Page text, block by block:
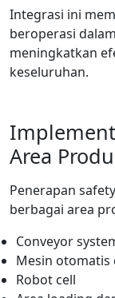
Integrasi ini
beroperasi
meningkatkan
keseluruhan.
Area
Penerapan
berbagai area
Conveyor
Mesin otomatis
Robot cell